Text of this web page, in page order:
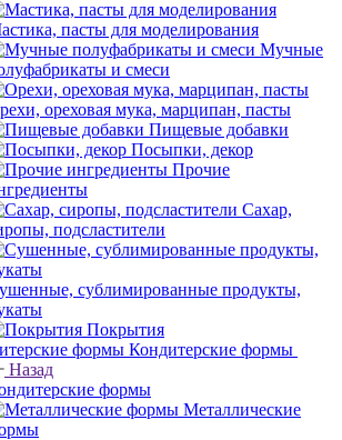
пасты для моделирования
Мучные
и смеси
ореховая мука, марципан, пасты
Пищевые добавки
Посыпки, декор
Прочие
Сахар,
подсластители
сублимированные продукты,
Покрытия
Кондитерские формы
Назад
формы
Металлические